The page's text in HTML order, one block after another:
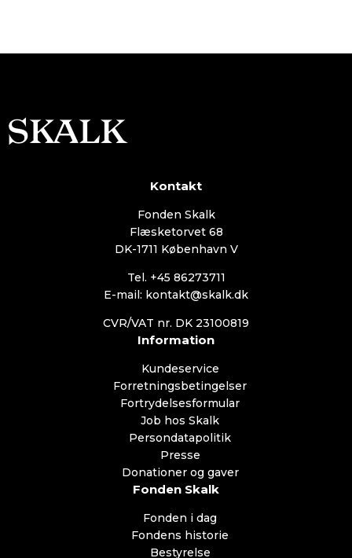
Kontakt
Fonden Skalk
Flæsketorvet 68
DK-1711 København V
Tel. +45 86273711
E-mail: kontakt@skalk.dk
CVR/VAT nr. DK 23100819
Information
Kundeservice
Forretningsbetingelser
Fortrydelsesformular
Job hos Skalk
Persondatapolitik
Presse
Donationer og gaver
Fonden Skalk
Fonden i dag
Fondens historie
Bestyrelse